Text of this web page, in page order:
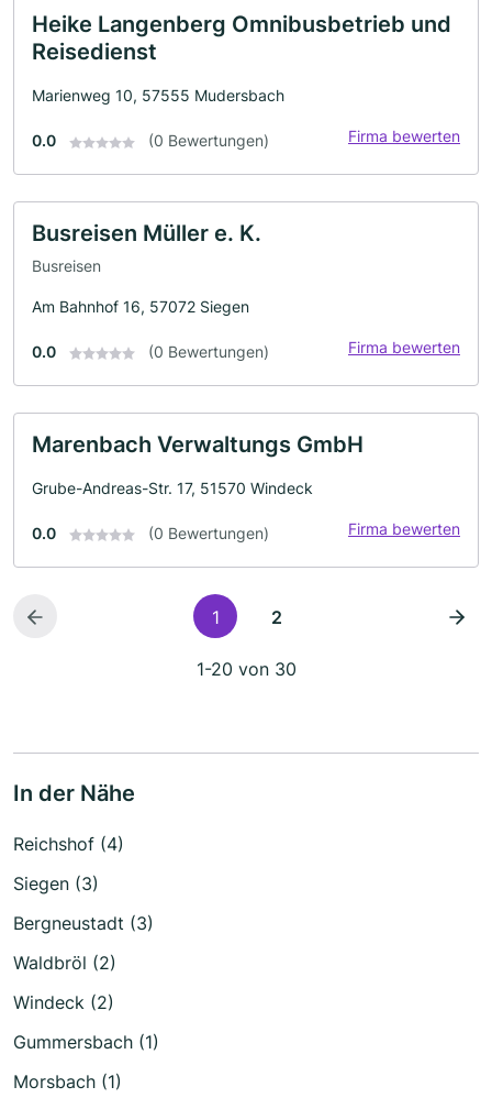
Heike Langenberg Omnibusbetrieb und
Reisedienst
Marienweg 10, 57555 Mudersbach
0.0 (0 Bewertungen) Firma bewerten
Busreisen Müller e. K.
Busreisen
Am Bahnhof 16, 57072 Siegen
0.0 (0 Bewertungen) Firma bewerten
Marenbach Verwaltungs GmbH
Grube-Andreas-Str. 17, 51570 Windeck
0.0 (0 Bewertungen) Firma bewerten
1 2
1-20 von 30
In der Nähe
Reichshof (4)
Siegen (3)
Bergneustadt (3)
Waldbröl (2)
Windeck (2)
Gummersbach (1)
Morsbach (1)